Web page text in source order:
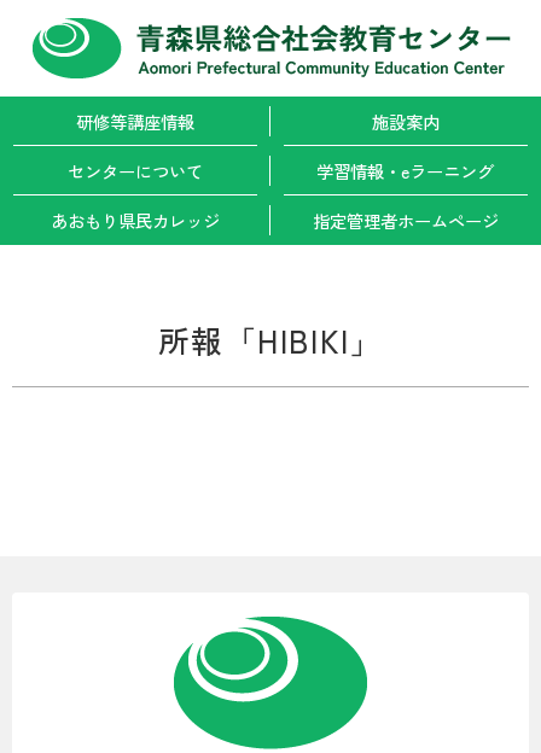
研修等講座情報
施設案内
センターについて
学習情報・ eラーニング
あおもり県民カレッジ
指定管理者ホームページ
所報「HIBIKI」